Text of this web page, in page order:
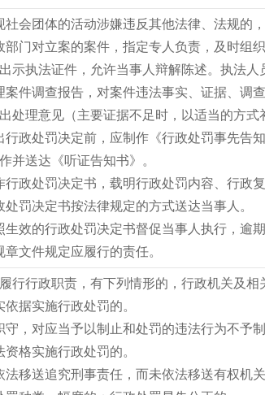
社会团体的活动涉嫌违反其他法律、法规的
部门对立案的案件，指定专人负责，及时组
示执法证件，允许当事人辩解陈述。执法人
案件调查报告，对案件违法事实、证据、调
处理意见（主要证据不足时，以适当的方式
行政处罚决定前，应制作《行政处罚事先告
并送达《听证告知书》。
行政处罚决定书，载明行政处罚内容、行政
罚决定书按法律规定的方式送达当事人。
生效的行政处罚决定书督促当事人执行，逾
文件规定应履行的责任。
行行政职责，有下列情形的，行政机关及相
据实施行政处罚的。
守，对应当予以制止和处罚的违法行为不予
格实施行政处罚的。
移送追究刑事责任，而未依法移送有权机关